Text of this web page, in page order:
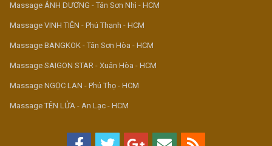
Massage ÁNH DƯƠNG - Tân Sơn Nhì - HCM
Massage VINH TIÊN - Phú Thạnh - HCM
Massage BANGKOK - Tân Sơn Hòa - HCM
Massage SAIGON STAR - Xuân Hòa - HCM
Massage NGỌC LAN - Phú Thọ - HCM
Massage TÊN LỬA - An Lạc - HCM